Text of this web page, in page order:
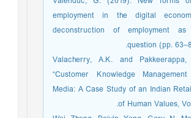
employment in the digital
deconstruction of employment
question (pp.
Valacherry, A.K. and
“Customer Knowledge
Media: A Case Study of an Indian
of Human Values,